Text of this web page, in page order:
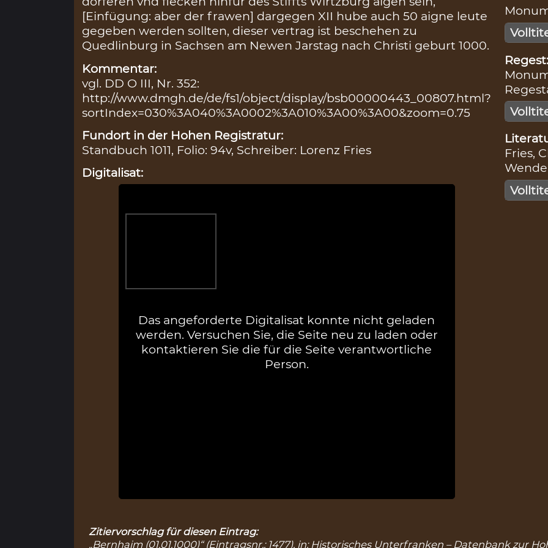
[Einfügung: aber der frawen] dargegen XII hube auch 50 aigne leute
gegeben werden sollten, dieser vertrag ist beschehen zu
Quedlinburg in Sachsen am Newen Jarstag nach Christi geburt 1000.
Kommentar:
vgl. DD O III, Nr. 352:
http://www.dmgh.de/de/fs1/object/display/bsb00000443_00807.html?
sortIndex=030%3A040%3A0002%3A010%3A00%3A00&zoom=0.75
Fundort in der Hohen Registratur:
Standbuch 1011, Folio: 94v, Schreiber: Lorenz Fries
Digitalisat:
Das angeforderte Digitalisat konnte nicht geladen
werden. Versuchen Sie, die Seite neu zu laden oder
kontaktieren Sie die für die Seite verantwortliche
Person.
Regest:
Fries,
Zitiervorschlag für diesen Eintrag:
„Bernhaim (01.01.1000)“ (Eintragsnr.: 1477), in: Historisches Unterfranken – Datenbank zur